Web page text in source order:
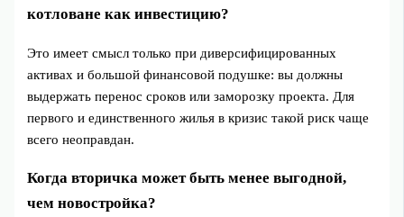
котловане как инвестицию?
Это имеет смысл только при диверсифицированных
активах и большой финансовой подушке: вы должны
выдержать перенос сроков или заморозку проекта. Для
первого и единственного жилья в кризис такой риск чаще
всего неоправдан.
Когда вторичка может быть менее выгодной,
чем новостройка?